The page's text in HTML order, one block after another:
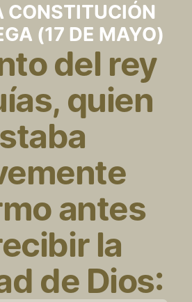
CONSTITUCIÓN
(17 DE MAYO)
del rey
quien
antes
la
de Dios: